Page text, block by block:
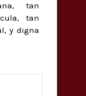
tan
tan
y digna